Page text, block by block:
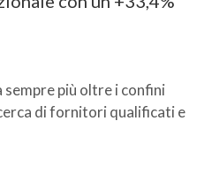
sempre più oltre i confini
di fornitori qualificati e